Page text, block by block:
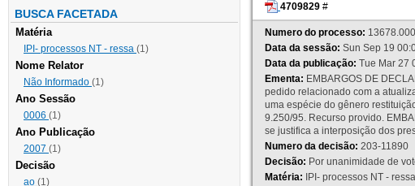
BUSCA FACETADA
Matéria
IPI- processos NT - ressa (1)
Nome Relator
Não Informado (1)
Ano Sessão
0006 (1)
Ano Publicação
2007 (1)
Decisão
ao (1)
4709829 #
Numero do processo:
Data da sessão: Sun Sep 19
Data da publicação: Tue Mar 27
Ementa: EMBARGOS DE
pedido relacionado com a
uma espécie do gênero
9.250/95. Recurso provido.
se justifica a interposição dos
Numero da decisão: 203-11890
Decisão: Por unanimidade de
Matéria: IPI- processos NT -